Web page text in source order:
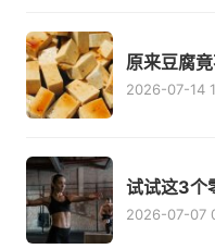
原来豆腐
2026-07-14
试试这3个
2026-07-07